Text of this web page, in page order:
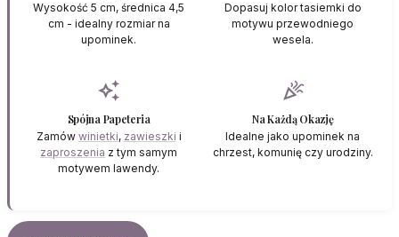
Wysokość 5 cm, średnica 4,5
cm - idealny rozmiar na
upominek.
Dopasuj kolor tasiemki do
motywu przewodniego
wesela.
auto_awesome
Spójna Papeteria
Zamów winietki, zawieszki i
zaproszenia z tym samym
motywem lawendy.
celebration
Na Każdą Okazję
Idealne jako upominek na
chrzest, komunię czy urodziny.